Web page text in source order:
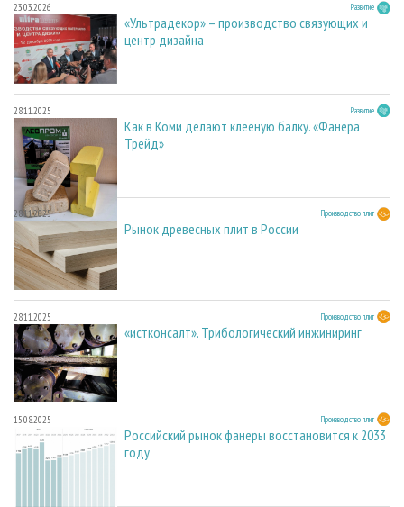
23.03.2026 Развитие
«Ультрадекор» – производство связующих и
центр дизайна
28.11.2025 Развитие
Как в Коми делают клееную балку. «Фанера
Трейд»
28.11.2025 Производство плит
Рынок древесных плит в России
28.11.2025 Производство плит
«истконсалт». Трибологический инжиниринг
15.08.2025 Производство плит
Российский рынок фанеры восстановится к 2033
году